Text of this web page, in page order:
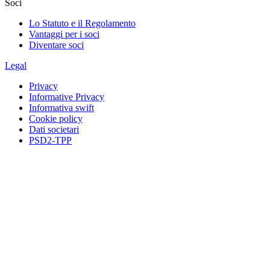
Soci
Lo Statuto e il Regolamento
Vantaggi per i soci
Diventare soci
Legal
Privacy
Informative Privacy
Informativa swift
Cookie policy
Dati societari
PSD2-TPP